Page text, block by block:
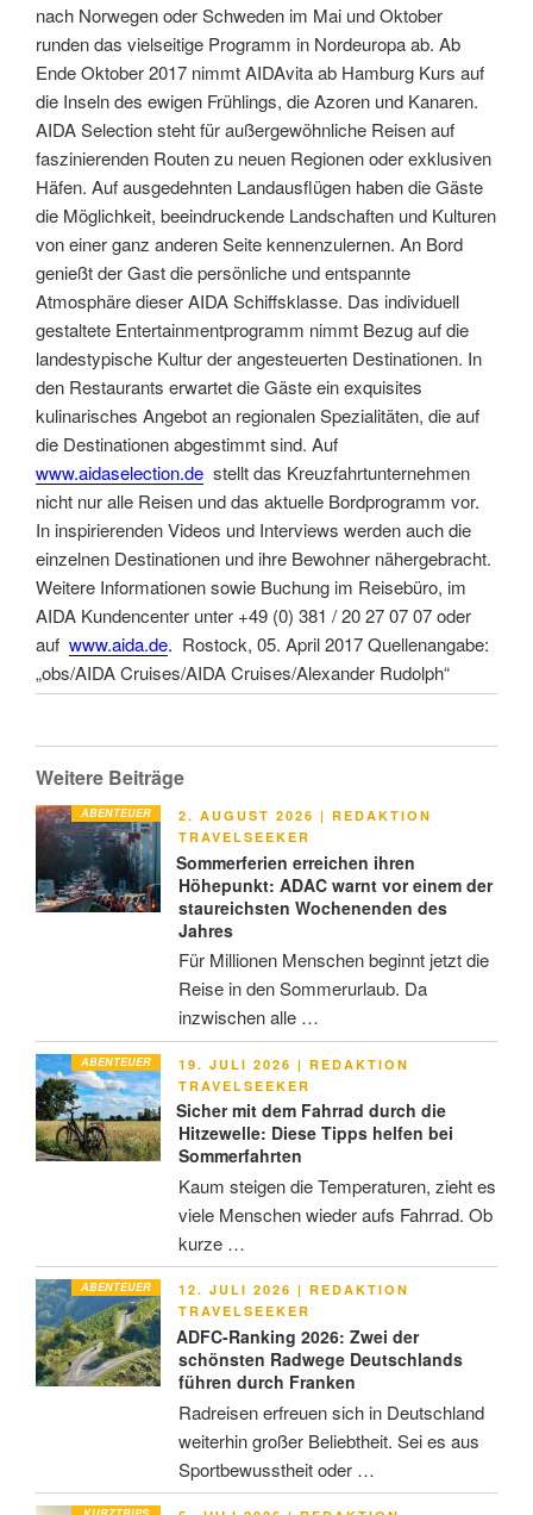
nach Norwegen oder Schweden im Mai und Oktober
runden das vielseitige Programm in Nordeuropa ab. Ab
Ende Oktober 2017 nimmt AIDAvita ab Hamburg Kurs auf
die Inseln des ewigen Frühlings, die Azoren und Kanaren.
AIDA Selection steht für außergewöhnliche Reisen auf
faszinierenden Routen zu neuen Regionen oder exklusiven
Häfen. Auf ausgedehnten Landausflügen haben die Gäste
die Möglichkeit, beeindruckende Landschaften und Kulturen
von einer ganz anderen Seite kennenzulernen. An Bord
genießt der Gast die persönliche und entspannte
Atmosphäre dieser AIDA Schiffsklasse. Das individuell
gestaltete Entertainmentprogramm nimmt Bezug auf die
landestypische Kultur der angesteuerten Destinationen. In
den Restaurants erwartet die Gäste ein exquisites
kulinarisches Angebot an regionalen Spezialitäten, die auf
die Destinationen abgestimmt sind. Auf
www.aidaselection.de stellt das Kreuzfahrtunternehmen
nicht nur alle Reisen und das aktuelle Bordprogramm vor.
In inspirierenden Videos und Interviews werden auch die
einzelnen Destinationen und ihre Bewohner nähergebracht.
Weitere Informationen sowie Buchung im Reisebüro, im
AIDA Kundencenter unter +49 (0) 381 / 20 27 07 07 oder
auf www.aida.de. Rostock, 05. April 2017 Quellenangabe:
„obs/AIDA Cruises/AIDA Cruises/Alexander Rudolph“
Weitere Beiträge
ABENTEUER
VERÖFFENTLICHT
AM
2. AUGUST 2026 | REDAKTION
TRAVELSEEKER
Sommerferien erreichen ihren
Höhepunkt: ADAC warnt vor einem der
staureichsten Wochenenden des
Jahres
Für Millionen Menschen beginnt jetzt die
Reise in den Sommerurlaub. Da
inzwischen alle …
ABENTEUER
VERÖFFENTLICHT
AM
19. JULI 2026 | REDAKTION
TRAVELSEEKER
Sicher mit dem Fahrrad durch die
Hitzewelle: Diese Tipps helfen bei
Sommerfahrten
Kaum steigen die Temperaturen, zieht es
viele Menschen wieder aufs Fahrrad. Ob
kurze …
ABENTEUER
VERÖFFENTLICHT
AM
12. JULI 2026 | REDAKTION
TRAVELSEEKER
ADFC-Ranking 2026: Zwei der
schönsten Radwege Deutschlands
führen durch Franken
Radreisen erfreuen sich in Deutschland
weiterhin großer Beliebtheit. Sei es aus
Sportbewusstheit oder …